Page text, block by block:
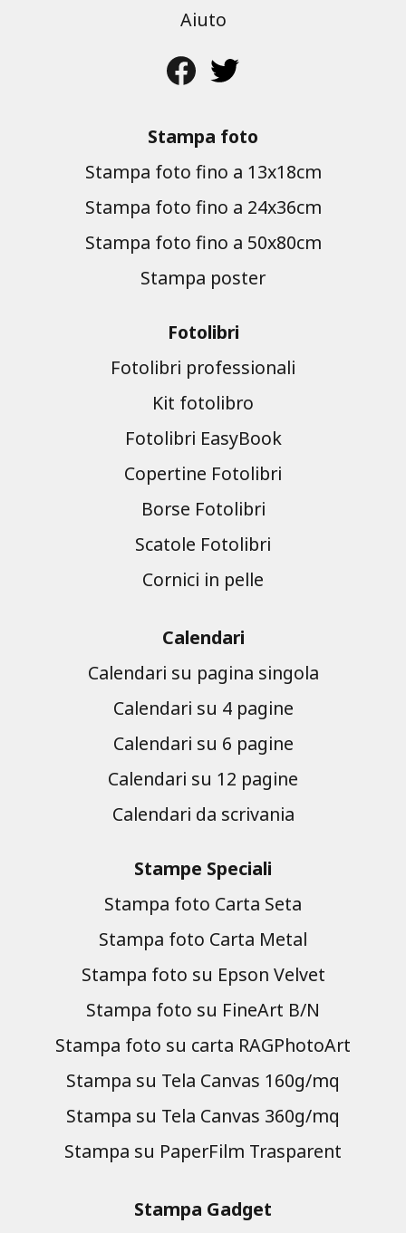
Aiuto
Stampa foto
Stampa foto fino a 13x18cm
Stampa foto fino a 24x36cm
Stampa foto fino a 50x80cm
Stampa poster
Fotolibri
Fotolibri professionali
Kit fotolibro
Fotolibri EasyBook
Copertine Fotolibri
Borse Fotolibri
Scatole Fotolibri
Cornici in pelle
Calendari
Calendari su pagina singola
Calendari su 4 pagine
Calendari su 6 pagine
Calendari su 12 pagine
Calendari da scrivania
Stampe Speciali
Stampa foto Carta Seta
Stampa foto Carta Metal
Stampa foto su Epson Velvet
Stampa foto su FineArt B/N
Stampa foto su carta RAGPhotoArt
Stampa su Tela Canvas 160g/mq
Stampa su Tela Canvas 360g/mq
Stampa su PaperFilm Trasparent
Stampa Gadget